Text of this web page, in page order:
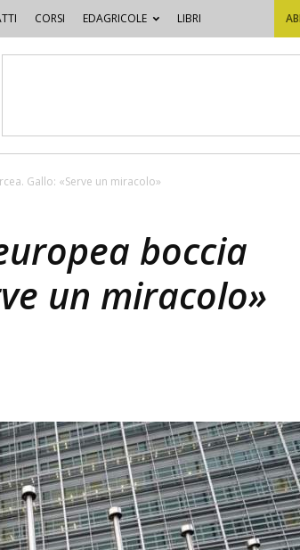
CORSI EDAGRICOLE LIBRI
Gallo: «Serve un miracolo»
boccia
un miracolo»